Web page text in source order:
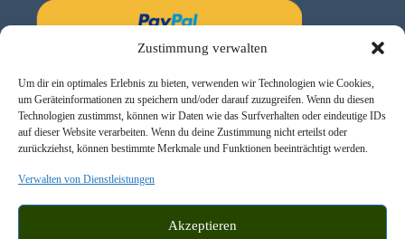
Zustimmung verwalten
Um dir ein optimales Erlebnis zu bieten, verwenden wir Technologien wie Cookies,
um Geräteinformationen zu speichern und/oder darauf zuzugreifen. Wenn du diesen
Technologien zustimmst, können wir Daten wie das Surfverhalten oder eindeutige IDs
auf dieser Website verarbeiten. Wenn du deine Zustimmung nicht erteilst oder
zurückziehst, können bestimmte Merkmale und Funktionen beeinträchtigt werden.
Verwalten von Dienstleistungen
Akzeptieren